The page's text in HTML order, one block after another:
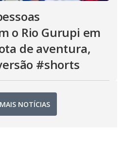
o Rio Gurupi em
de aventura,
#shorts
NOTÍCIAS